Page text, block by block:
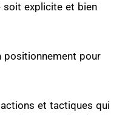
soit explicite et bien
positionnement pour
et tactiques qui